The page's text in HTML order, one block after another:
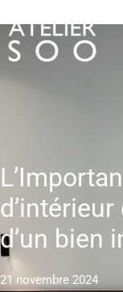
d’un bien
21 novembre 2024